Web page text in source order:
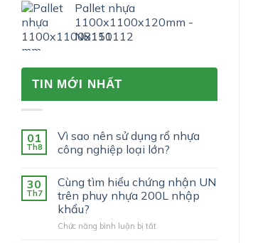
Pallet nhựa
1100x1100x120mm -
NB111112
TIN MỚI NHẤT
01
Th8
Vì sao nên sử dụng rổ nhựa
công nghiệp loại lớn?
30
Th7
Cùng tìm hiểu chứng nhận UN
trên phuy nhựa 200L nhập
khẩu?
Chức năng bình luận bị tắtở